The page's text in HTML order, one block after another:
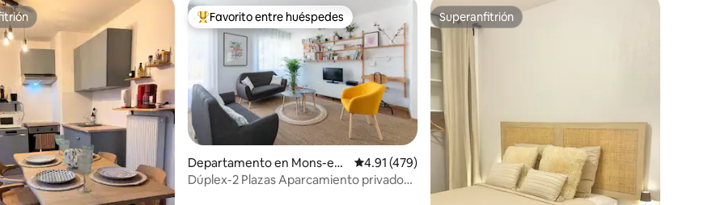
De los mejores en Favorito entre huéspedes
Favorito entre huéspedes
Departamento en Mons-en-
Barœul
Calificación promedio: 4.91 de 5; 479 evaluaciones
4.91 (479)
Dúplex-2 Plazas Aparcamiento privado
Superanfitrión
Superanfitrión